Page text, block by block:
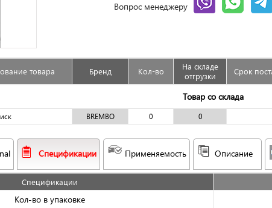
Вопрос менеджеру
товара Бренд Кол-во
На складе
отгрузки
Срок
Товар со склада
BREMBO 0 0
Спецификации Применяемость Описание
Спецификации
Кол-во в упаковке